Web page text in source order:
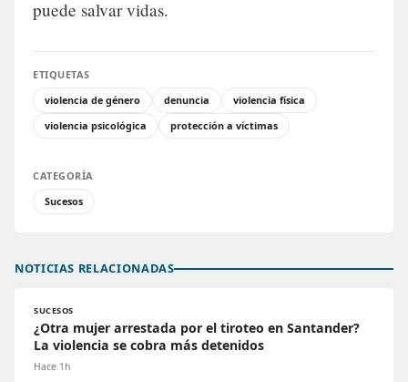
puede salvar vidas.
ETIQUETAS
violencia de género
denuncia
violencia física
violencia psicológica
protección a víctimas
CATEGORÍA
Sucesos
NOTICIAS RELACIONADAS
SUCESOS
¿Otra mujer arrestada por el tiroteo en Santander?
La violencia se cobra más detenidos
Hace 1h